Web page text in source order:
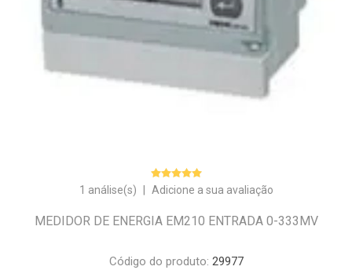
1 análise(s) Adicione a sua avaliação
MEDIDOR DE ENERGIA EM210 ENTRADA 0-333MV
Código do produto: 29977